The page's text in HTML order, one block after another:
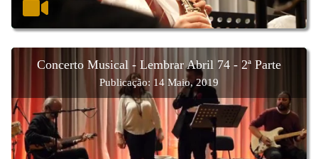
Concerto Musical - Lembrar Abril 74 - 2ª Parte
Publicação: 14 Maio, 2019